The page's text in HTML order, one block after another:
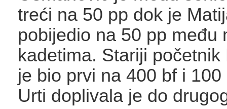
treći na 50 pp dok je
pobijedio na 50 pp među
kadetima. Stariji početnik
je bio prvi na 400 bf i
Urti doplivala je do